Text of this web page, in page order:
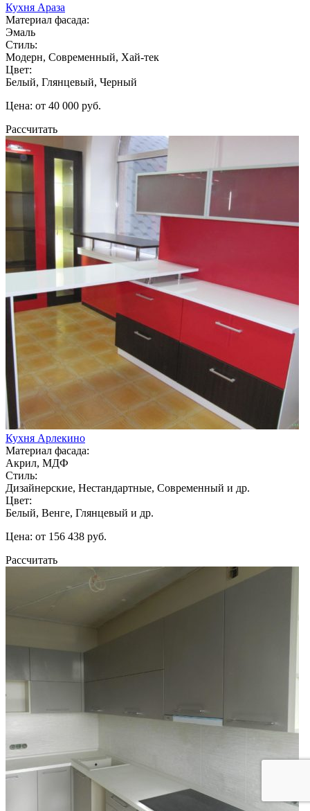
Кухня Араза
Материал фасада:
Эмаль
Стиль:
Модерн, Современный, Хай-тек
Цвет:
Белый, Глянцевый, Черный
Цена: от 40 000 руб.
Рассчитать
Кухня Арлекино
Материал фасада:
Акрил, МДФ
Стиль:
Дизайнерские, Нестандартные, Современный и др.
Цвет:
Белый, Венге, Глянцевый и др.
Цена: от 156 438 руб.
Рассчитать